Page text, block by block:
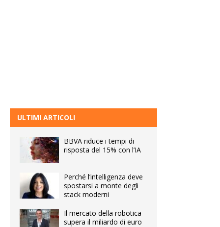
ULTIMI ARTICOLI
BBVA riduce i tempi di
risposta del 15% con l’IA
Perché l’intelligenza deve
spostarsi a monte degli
stack moderni
Il mercato della robotica
supera il miliardo di euro